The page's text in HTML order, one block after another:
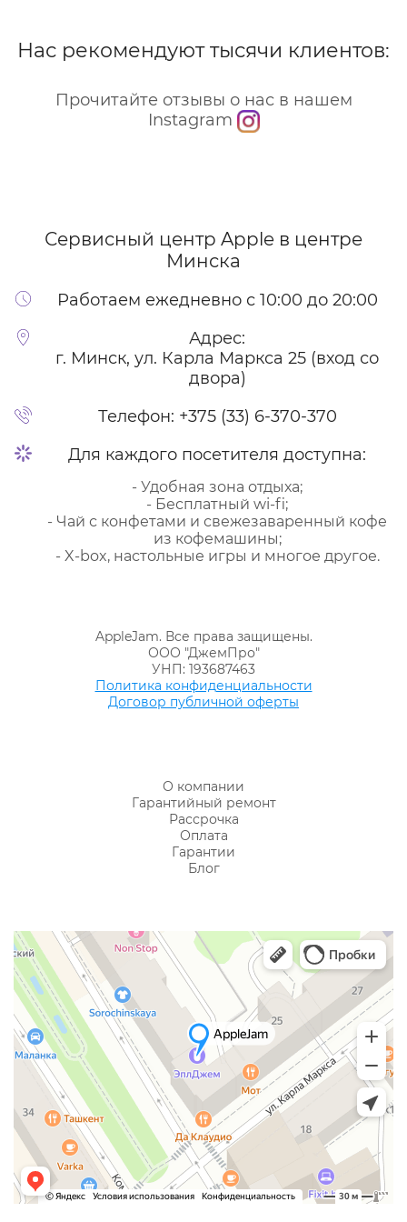
Нас рекомендуют тысячи клиентов:
Прочитайте отзывы о нас в нашем
Instagram
Сервисный центр Apple в центре
Минска
Работаем ежедневно с 10:00 до 20:00
Адрес:
г. Минск, ул. Карла Маркса 25 (вход со
двора)
Телефон: +375 (33) 6-370-370
Для каждого посетителя доступна:
- Удобная зона отдыха;
- Бесплатный wi-fi;
- Чай с конфетами и свежезаваренный кофе
из кофемашины;
- X-box, настольные игры и многое другое.
AppleJam. Все права защищены.
ООО "ДжемПро"
УНП: 193687463
Политика конфиденциальности
Договор публичной оферты
О компании
Гарантийный ремонт
Рассрочка
Оплата
Гарантии
Блог